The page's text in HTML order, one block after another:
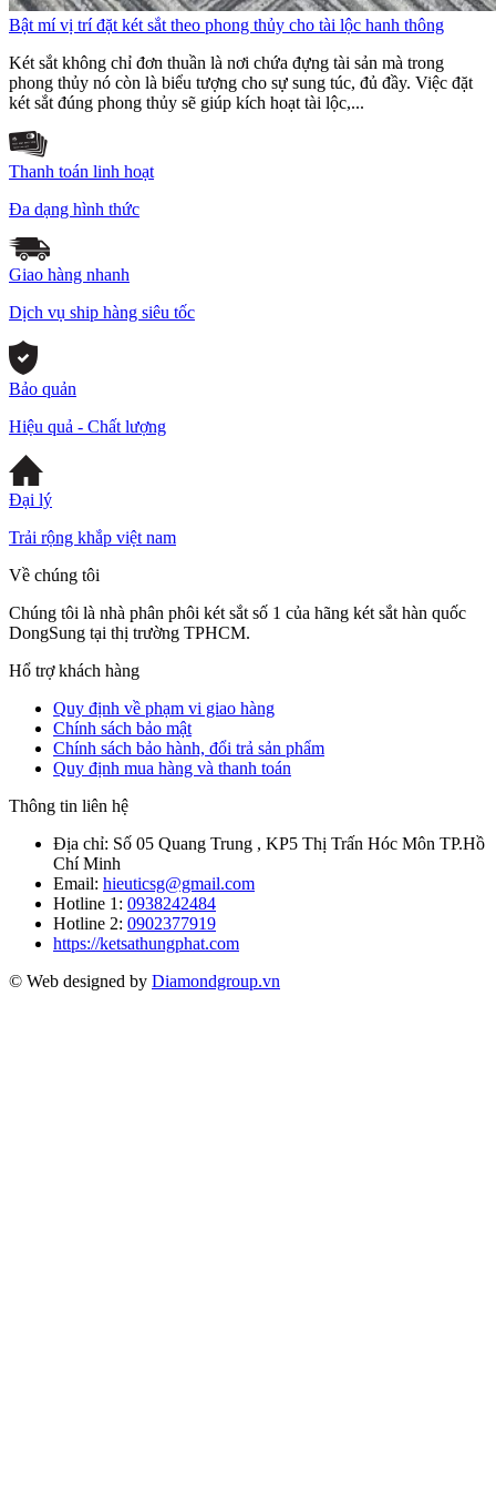
Bật mí vị trí đặt két sắt theo phong thủy cho tài lộc hanh thông
Két sắt không chỉ đơn thuần là nơi chứa đựng tài sản mà trong
phong thủy nó còn là biểu tượng cho sự sung túc, đủ đầy. Việc đặt
két sắt đúng phong thủy sẽ giúp kích hoạt tài lộc,...
Thanh toán linh hoạt
Đa dạng hình thức
Giao hàng nhanh
Dịch vụ ship hàng siêu tốc
Bảo quản
Hiệu quả - Chất lượng
Đại lý
Trải rộng khắp việt nam
Về chúng tôi
Chúng tôi là nhà phân phôi két sắt số 1 của hãng két sắt hàn quốc
DongSung tại thị trường TPHCM.
Hổ trợ khách hàng
Quy định về phạm vi giao hàng
Chính sách bảo mật
Chính sách bảo hành, đổi trả sản phẩm
Quy định mua hàng và thanh toán
Thông tin liên hệ
Địa chỉ: Số 05 Quang Trung , KP5 Thị Trấn Hóc Môn TP.Hồ
Chí Minh
Email: hieuticsg@gmail.com
Hotline 1: 0938242484
Hotline 2: 0902377919
https://ketsathungphat.com
© Web designed by Diamondgroup.vn